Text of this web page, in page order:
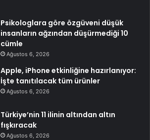
Psikologlara göre özgüveni düşük
insanların ağzından düşürmediği 10
cümle
Ağustos 6, 2026
Apple, iPhone etkinliğine hazırlanıyor:
İşte tanıtılacak tüm ürünler
Ağustos 6, 2026
Türkiye’nin 11 ilinin altından altın
fışkıracak
Ağustos 6, 2026